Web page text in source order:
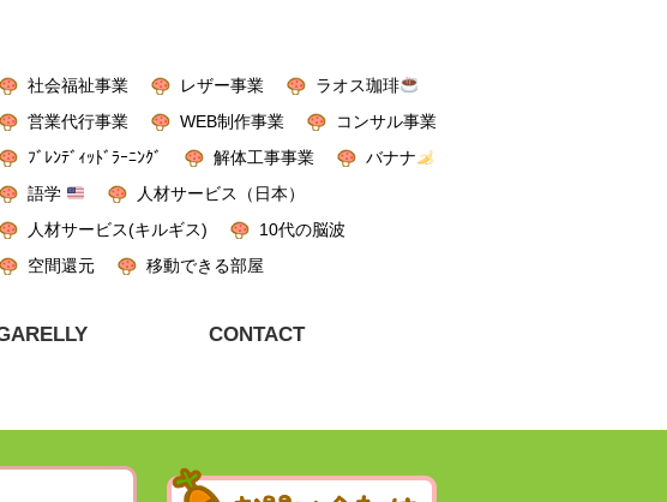
社会福祉事業 レザー事業
ラオス珈琲
営業代行事業
WEB制作事業
コンサル事業
ﾌﾞﾚﾝﾃﾞｨｯﾄﾞﾗｰﾆﾝｸﾞ
解体工事事業
バナナ
語学
人材サービス（日本）
人材サービス(キルギス)
10代の脳波
空間還元
移動できる部屋
CONTACT